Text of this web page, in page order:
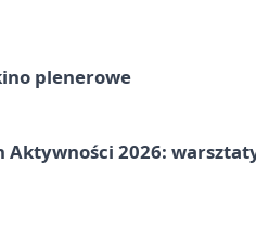
plenerowe
Aktywności 2026: